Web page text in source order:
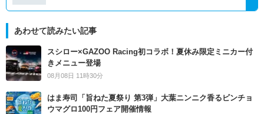
あわせて読みたい記事
スシロー×GAZOO Racing初コラボ！夏休み限定ミニカー付
きメニュー登場
08月08日 11時30分
はま寿司「旨ねた夏祭り 第3弾」大葉ニンニク香るビンチョ
ウマグロ100円フェア開催情報